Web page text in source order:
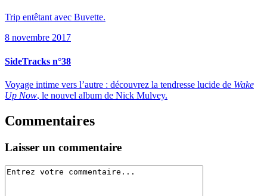
Trip entêtant avec Buvette.
8 novembre 2017
SideTracks n°38
Voyage intime vers l’autre : découvrez la tendresse lucide de Wake
Up Now, le nouvel album de Nick Mulvey.
Commentaires
Laisser un commentaire